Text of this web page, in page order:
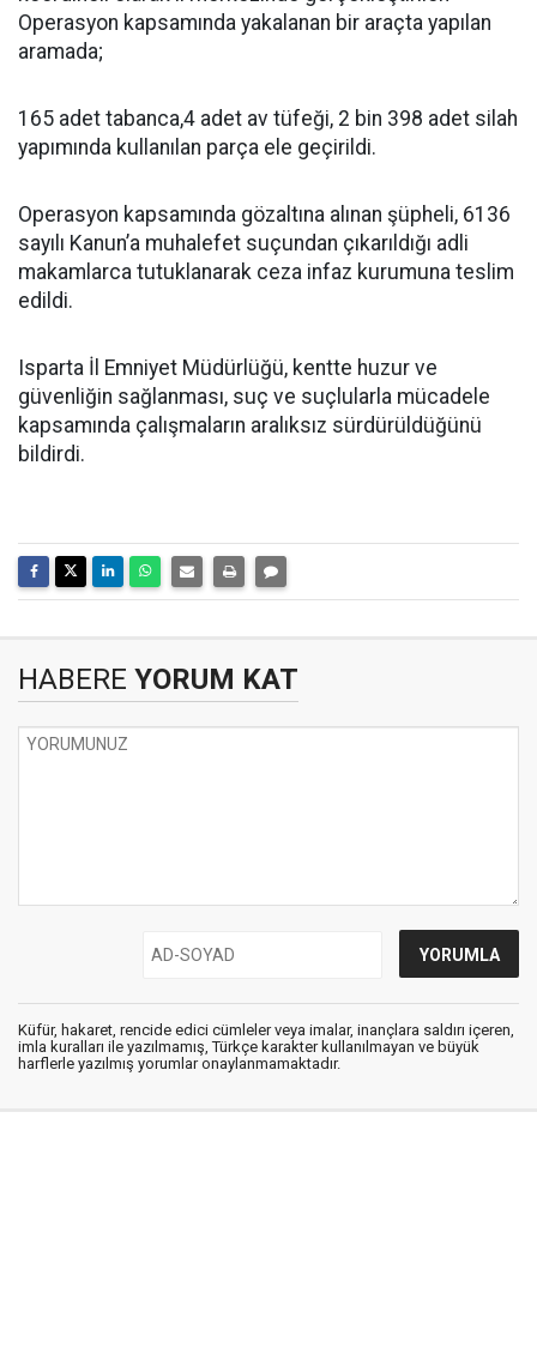
Operasyon kapsamında yakalanan bir araçta yapılan
aramada;
165 adet tabanca,4 adet av tüfeği, 2 bin 398 adet silah
yapımında kullanılan parça ele geçirildi.
Operasyon kapsamında gözaltına alınan şüpheli, 6136
sayılı Kanun’a muhalefet suçundan çıkarıldığı adli
makamlarca tutuklanarak ceza infaz kurumuna teslim
edildi.
Isparta İl Emniyet Müdürlüğü, kentte huzur ve
güvenliğin sağlanması, suç ve suçlularla mücadele
kapsamında çalışmaların aralıksız sürdürüldüğünü
bildirdi.
HABERE YORUM KAT
Küfür, hakaret, rencide edici cümleler veya imalar, inançlara saldırı içeren,
imla kuralları ile yazılmamış, Türkçe karakter kullanılmayan ve büyük
harflerle yazılmış yorumlar onaylanmamaktadır.